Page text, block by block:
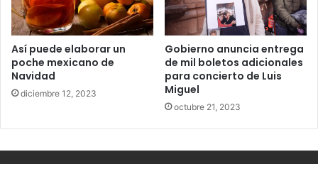
Así puede elaborar un
poche mexicano de
Navidad
diciembre 12, 2023
Gobierno anuncia entrega
de mil boletos adicionales
para concierto de Luis
Miguel
octubre 21, 2023